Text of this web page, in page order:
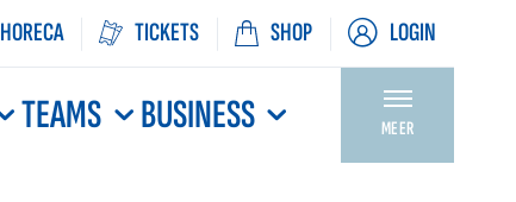
HORECA TICKETS SHOP LOGIN
TEAMS BUSINESS MEER